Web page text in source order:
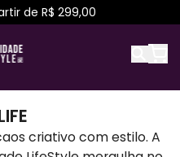
de R$ 299,00
criativo com estilo. A